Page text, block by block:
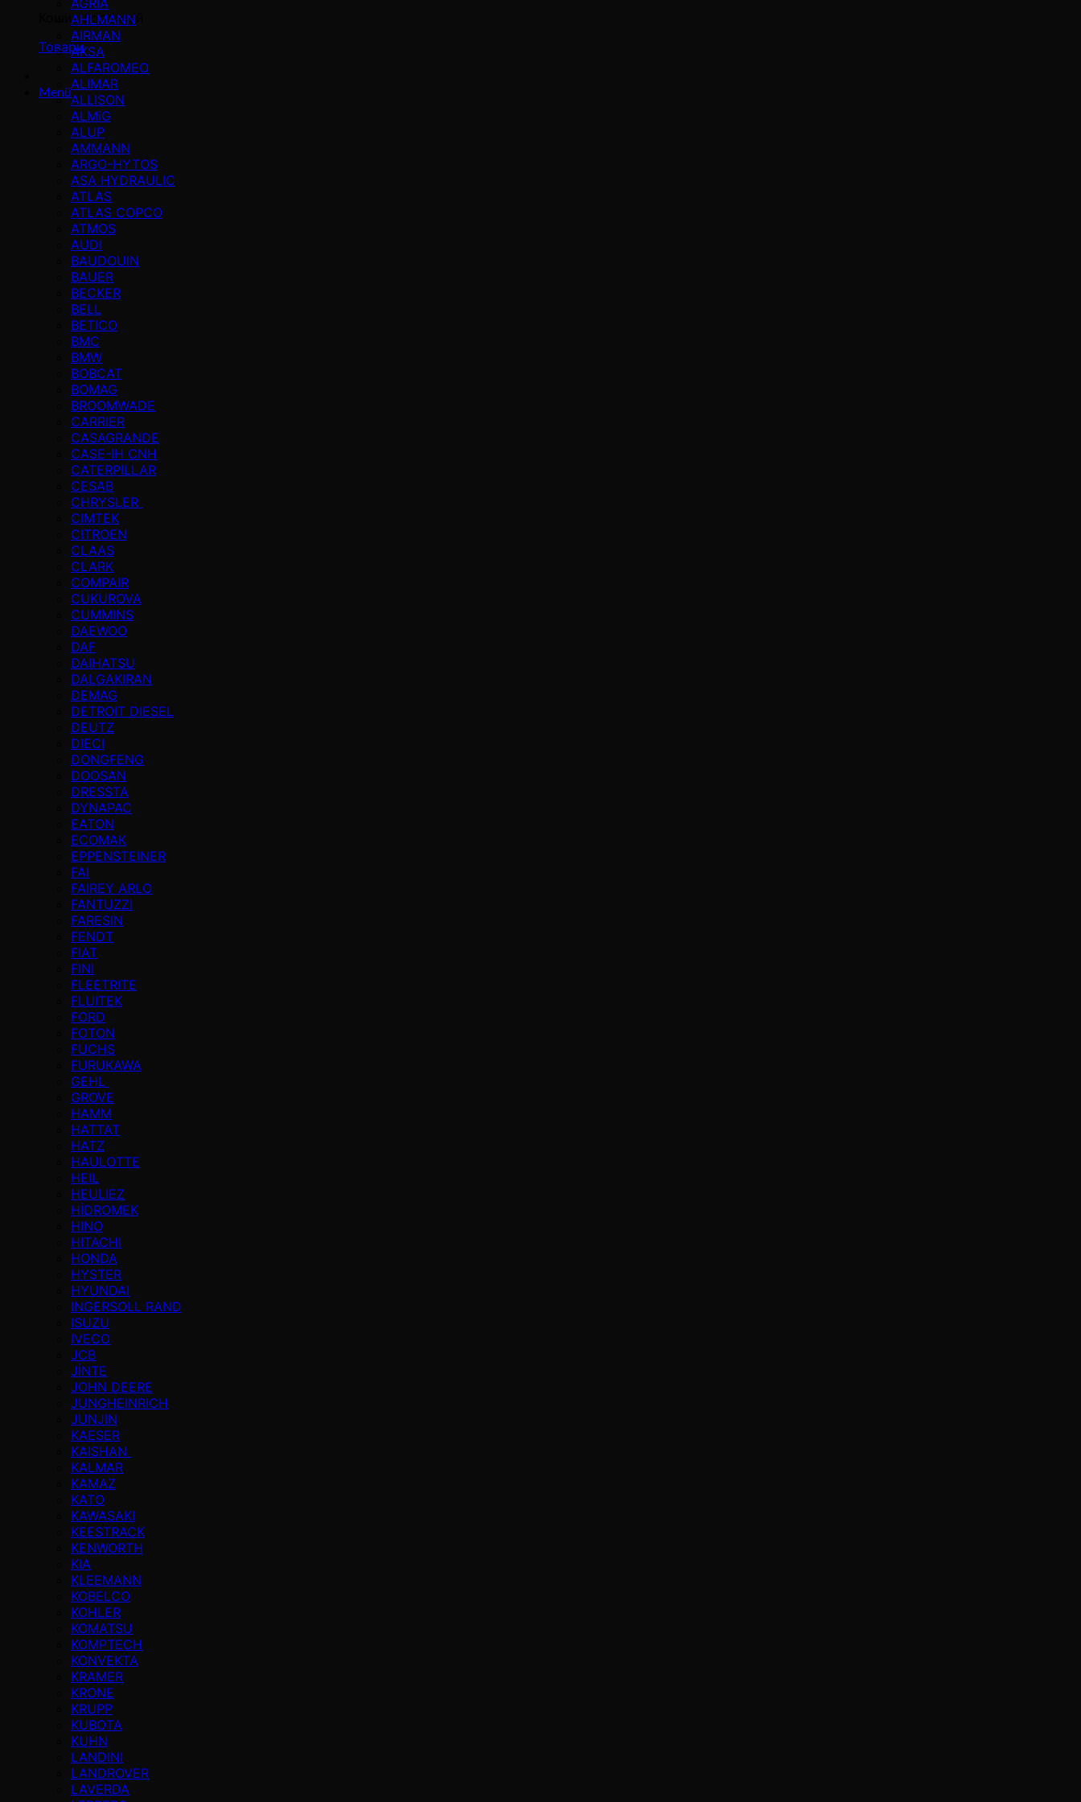
Кошик порожній
Товари
Menü
AHLMANN
AIRMAN
AKSA
ALFAROMEO
ALIMAR
ALLISON
ALMiG
ALUP
AMMANN
ARGO-HYTOS
ASA HYDRAULIC
ATLAS
ATLAS COPCO
ATMOS
AUDI
BAUDOUIN
BAUER
BECKER
BELL
BETICO
BMC
BMW
BOBCAT
BOMAG
BROOMWADE
CARRIER
CASAGRANDE
CASE-IH CNH
CATERPILLAR
CESAB
CHRYSLER
CIMTEK
CITROEN
CLAAS
CLARK
COMPAIR
CUKUROVA
CUMMINS
DAEWOO
DAF
DAIHATSU
DALGAKIRAN
DEMAG
DETROIT DIESEL
DEUTZ
DIECI
DONGFENG
DOOSAN
DRESSTA
DYNAPAC
EATON
ECOMAK
EPPENSTEINER
FAI
FAIREY ARLO
FANTUZZI
FARESIN
FENDT
FIAT
FINI
FLEETRITE
FLUITEK
FORD
FOTON
FUCHS
FURUKAWA
GEHL
GROVE
HAMM
HATTAT
HATZ
HAULOTTE
HEIL
HEULIEZ
HİDROMEK
HINO
HITACHI
HONDA
HYSTER
HYUNDAI
INGERSOLL RAND
ISUZU
IVECO
JCB
JİNTE
JOHN DEERE
JUNGHEINRICH
JUNJIN
KAESER
KAISHAN
KALMAR
KAMAZ
KATO
KAWASAKI
KEESTRACK
KENWORTH
KIA
KLEEMANN
KOBELCO
KOHLER
KOMATSU
KOMPTECH
KONVEKTA
KRAMER
KRONE
KRUPP
KUBOTA
KUHN
LANDINI
LANDROVER
LAVERDA